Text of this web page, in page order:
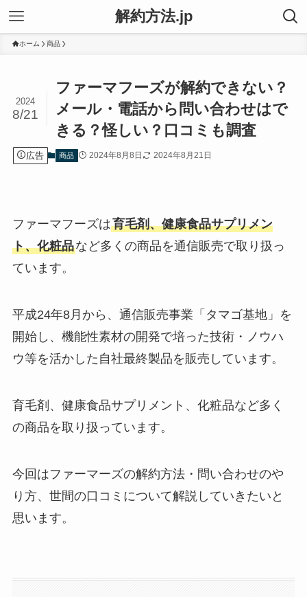
解約方法.jp
ホーム 商品
ファーマフーズが解約できない？
メール・電話から問い合わせはで
きる？怪しい？口コミも調査
2024
8/21
広告 商品 2024年8月8日 2024年8月21日
ファーマフーズは育毛剤、健康食品サプリメン
ト、化粧品など多くの商品を通信販売で取り扱っ
ています。
平成24年8月から、通信販売事業「タマゴ基地」を
開始し、機能性素材の開発で培った技術・ノウハ
ウ等を活かした自社最終製品を販売しています。
育毛剤、健康食品サプリメント、化粧品など多く
の商品を取り扱っています。
今回はファーマーズの解約方法・問い合わせのや
り方、世間の口コミについて解説していきたいと
思います。